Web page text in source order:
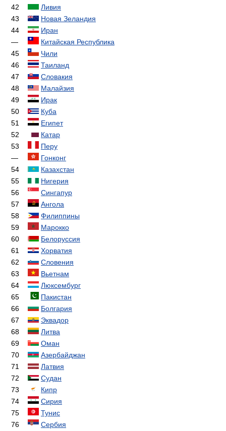
42
Ливия
43
Новая Зеландия
44
Иран
—
Китайская Республика
45
Чили
46
Таиланд
47
Словакия
48
Малайзия
49
Ирак
50
Куба
51
Египет
52
Катар
53
Перу
—
Гонконг
54
Казахстан
55
Нигерия
56
Сингапур
57
Ангола
58
Филиппины
59
Марокко
60
Белоруссия
61
Хорватия
62
Словения
63
Вьетнам
64
Люксембург
65
Пакистан
66
Болгария
67
Эквадор
68
Литва
69
Оман
70
Азербайджан
71
Латвия
72
Судан
73
Кипр
74
Сирия
75
Тунис
76
Сербия